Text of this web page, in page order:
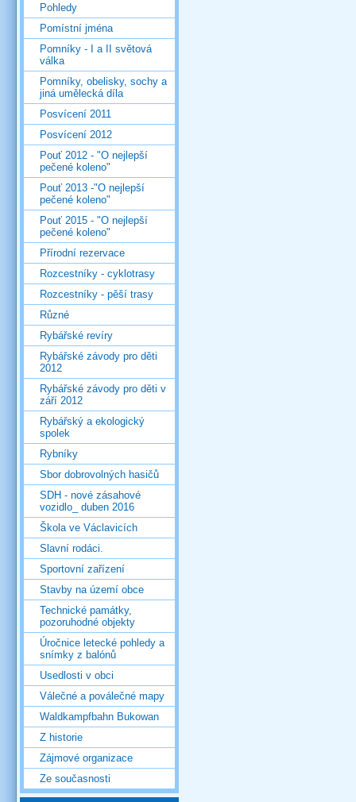
Pohledy
Pomístní jména
Pomníky - I a II světová
válka
Pomníky, obelisky, sochy a
jiná umělecká díla
Posvícení 2011
Posvícení 2012
Pouť 2012 - "O nejlepší
pečené koleno"
Pouť 2013 -"O nejlepší
pečené koleno"
Pouť 2015 - "O nejlepší
pečené koleno"
Přírodní rezervace
Rozcestníky - cyklotrasy
Rozcestníky - pěší trasy
Různé
Rybářské revíry
Rybářské závody pro děti
2012
Rybářské závody pro děti v
září 2012
Rybářský a ekologický
spolek
Rybníky
Sbor dobrovolných hasičů
SDH - nové zásahové
vozidlo_ duben 2016
Škola ve Václavicích
Slavní rodáci.
Sportovní zařízení
Stavby na území obce
Technické památky,
pozoruhodné objekty
Úročnice letecké pohledy a
snímky z balónů
Usedlosti v obci
Válečné a poválečné mapy
Waldkampfbahn Bukowan
Z historie
Zájmové organizace
Ze současnosti